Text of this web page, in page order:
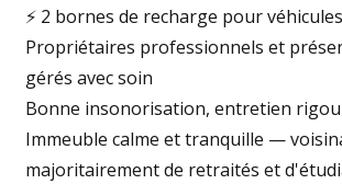
⚡ 2 bornes de recharge pour
Propriétaires professionnels et
gérés avec soin
Bonne insonorisation, entretien
Immeuble calme et tranquille —
majoritairement de retraités et